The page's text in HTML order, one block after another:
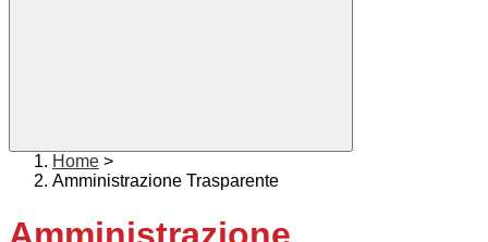
Home >
Amministrazione Trasparente
Amministrazione